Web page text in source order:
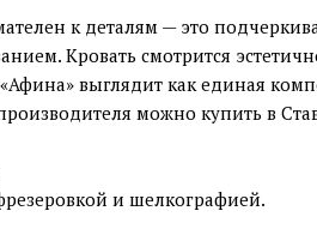
к деталям — это
Кровать смотрится
выглядит как единая
можно купить в
и шелкографией.